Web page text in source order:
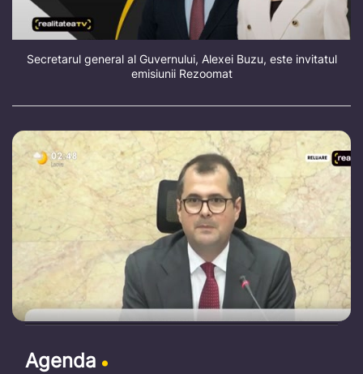
Secretarul general al Guvernului, Alexei Buzu, este invitatul
emisiunii Rezoomat
Agenda